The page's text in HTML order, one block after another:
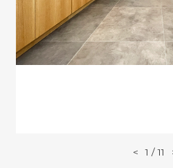
< 1 /11